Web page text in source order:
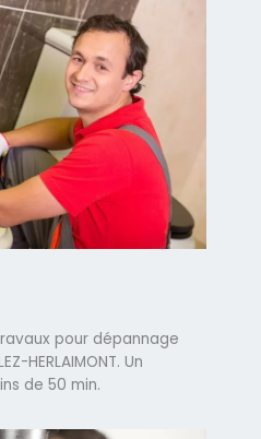
pour dépannage
HERLAIMONT. Un
de 50 min.